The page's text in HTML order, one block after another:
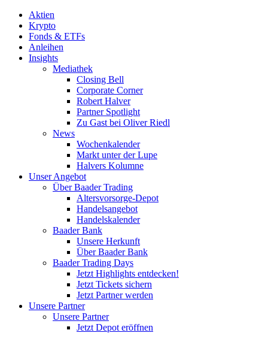
Aktien
Krypto
Fonds & ETFs
Anleihen
Insights
Mediathek
Closing Bell
Corporate Corner
Robert Halver
Partner Spotlight
Zu Gast bei Oliver Riedl
News
Wochenkalender
Markt unter der Lupe
Halvers Kolumne
Unser Angebot
Über Baader Trading
Altersvorsorge-Depot
Handelsangebot
Handelskalender
Baader Bank
Unsere Herkunft
Über Baader Bank
Baader Trading Days
Jetzt Highlights entdecken!
Jetzt Tickets sichern
Jetzt Partner werden
Unsere Partner
Unsere Partner
Jetzt Depot eröffnen